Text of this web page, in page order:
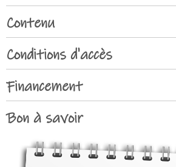
Contenu
Conditions d'accès
Financement
Bon à savoir